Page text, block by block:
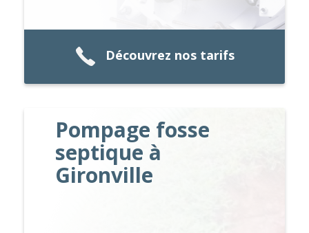
Découvrez nos tarifs
Pompage fosse
septique à
Gironville